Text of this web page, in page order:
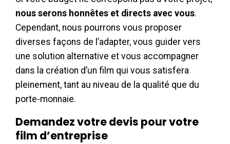
nous serons honnêtes et directs avec vous.
Cependant, nous pourrons vous proposer
diverses façons de l’adapter, vous guider vers
une solution alternative et vous accompagner
dans la création d’un film qui vous satisfera
pleinement, tant au niveau de la qualité que du
porte-monnaie.
Demandez votre devis pour votre
film d’entreprise